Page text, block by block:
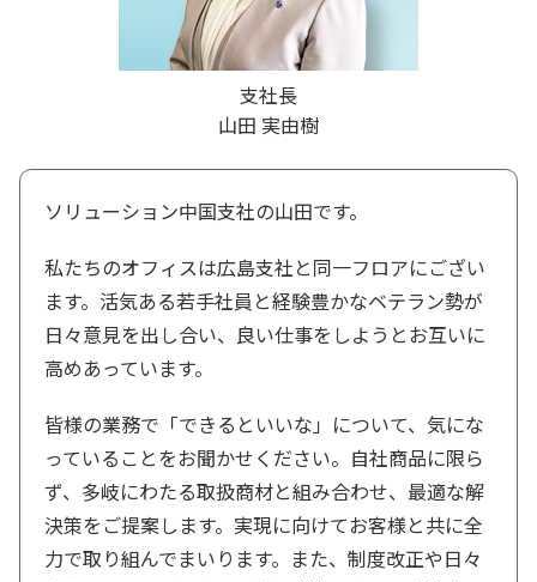
支社長
山田 実由樹
ソリューション中国支社の山田です。
私たちのオフィスは広島支社と同一フロアにござい
ます。活気ある若手社員と経験豊かなベテラン勢が
日々意見を出し合い、良い仕事をしようとお互いに
高めあっています。
皆様の業務で「できるといいな」について、気にな
っていることをお聞かせください。自社商品に限ら
ず、多岐にわたる取扱商材と組み合わせ、最適な解
決策をご提案します。実現に向けてお客様と共に全
力で取り組んでまいります。また、制度改正や日々